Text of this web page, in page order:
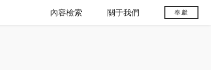
內容檢索 關于我們 奉獻